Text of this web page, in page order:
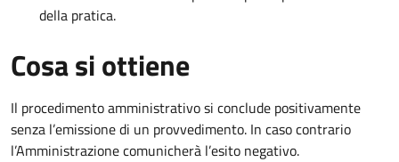
della pratica.
Cosa si ottiene
Il procedimento amministrativo si conclude positivamente
senza l’emissione di un provvedimento. In caso contrario
l’Amministrazione comunicherà l’esito negativo.